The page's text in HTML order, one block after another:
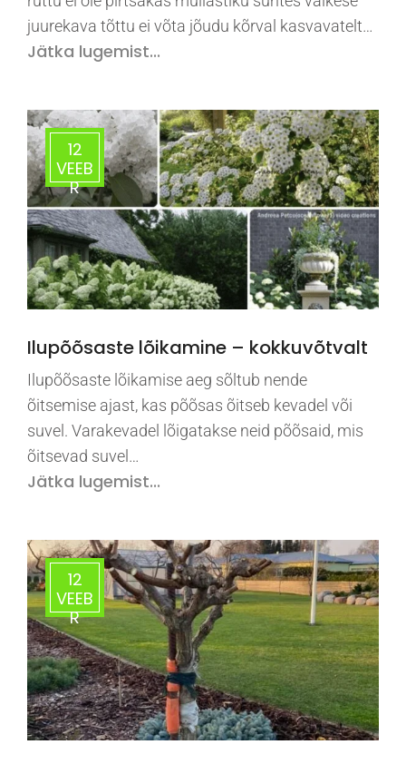
juurekava tõttu ei võta jõudu kõrval kasvavatelt…
Jätka lugemist...
12
VEEB
R
Ilupõõsaste lõikamine – kokkuvõtvalt
Ilupõõsaste lõikamise aeg sõltub nende
õitsemise ajast, kas põõsas õitseb kevadel või
suvel. Varakevadel lõigatakse neid põõsaid, mis
õitsevad suvel…
Jätka lugemist...
12
VEEB
R